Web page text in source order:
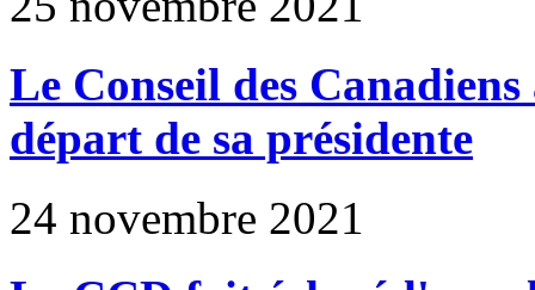
Le Conseil des
départ de sa présidente
24 novembre 2021